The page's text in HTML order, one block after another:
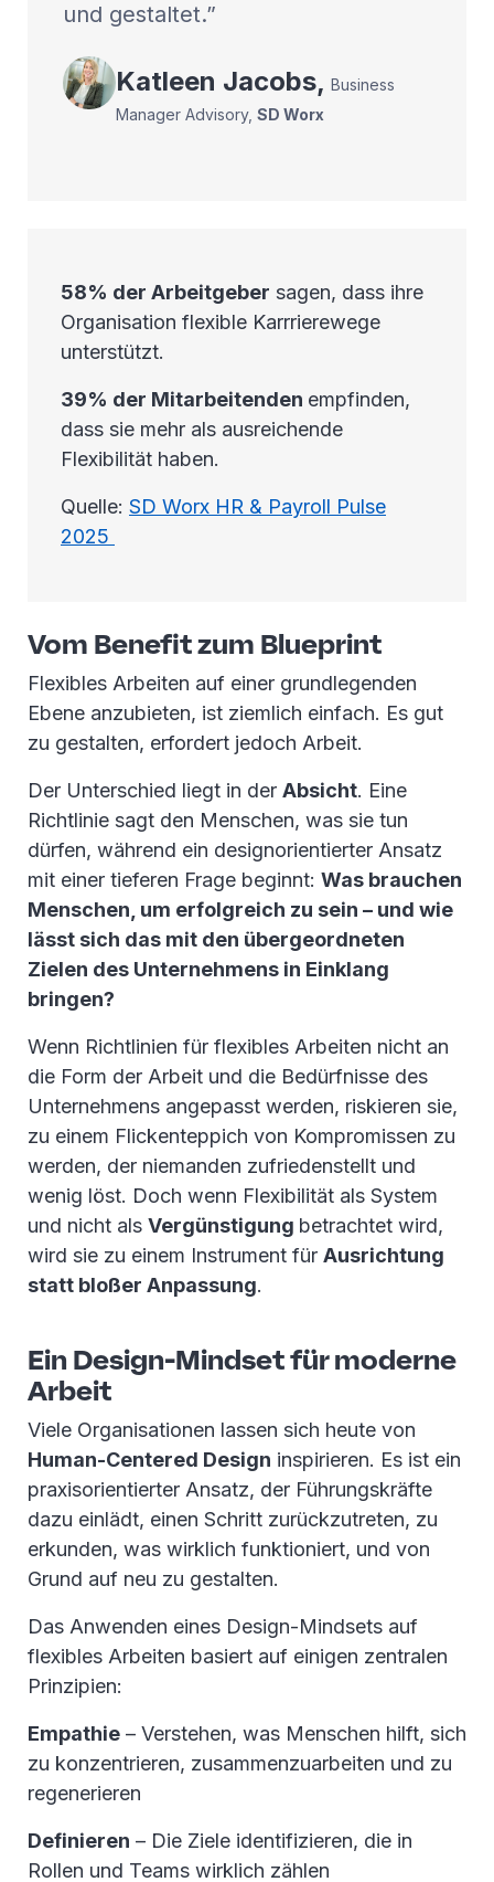
und gestaltet.
Katleen Jacobs, Business
Manager Advisory, SD Worx
58% der Arbeitgeber sagen, dass ihre
Organisation flexible Karrrierewege
unterstützt.
39% der Mitarbeitenden empfinden,
dass sie mehr als ausreichende
Flexibilität haben.
Quelle: SD Worx HR & Payroll Pulse
2025
Vom Benefit zum Blueprint
Flexibles Arbeiten auf einer grundlegenden
Ebene anzubieten, ist ziemlich einfach. Es gut
zu gestalten, erfordert jedoch Arbeit.
Der Unterschied liegt in der Absicht. Eine
Richtlinie sagt den Menschen, was sie tun
dürfen, während ein designorientierter Ansatz
mit einer tieferen Frage beginnt: Was brauchen
Menschen, um erfolgreich zu sein – und wie
lässt sich das mit den übergeordneten
Zielen des Unternehmens in Einklang
bringen?
Wenn Richtlinien für flexibles Arbeiten nicht an
die Form der Arbeit und die Bedürfnisse des
Unternehmens angepasst werden, riskieren sie,
zu einem Flickenteppich von Kompromissen zu
werden, der niemanden zufriedenstellt und
wenig löst. Doch wenn Flexibilität als System
und nicht als Vergünstigung betrachtet wird,
wird sie zu einem Instrument für Ausrichtung
statt bloßer Anpassung.
Ein Design-Mindset für moderne
Arbeit
Viele Organisationen lassen sich heute von
Human-Centered Design inspirieren. Es ist ein
praxisorientierter Ansatz, der Führungskräfte
dazu einlädt, einen Schritt zurückzutreten, zu
erkunden, was wirklich funktioniert, und von
Grund auf neu zu gestalten.
Das Anwenden eines Design-Mindsets auf
flexibles Arbeiten basiert auf einigen zentralen
Prinzipien:
Empathie – Verstehen, was Menschen hilft, sich
zu konzentrieren, zusammenzuarbeiten und zu
regenerieren
Definieren – Die Ziele identifizieren, die in
Rollen und Teams wirklich zählen